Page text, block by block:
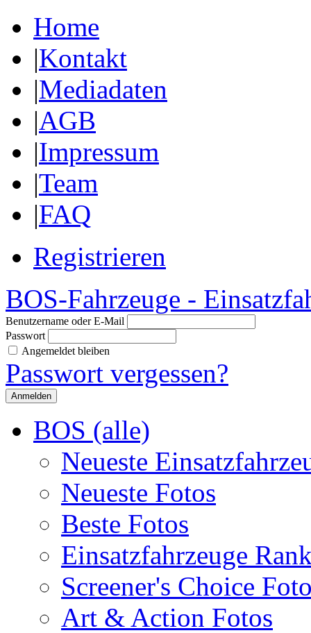
Home
|Kontakt
|Mediadaten
|AGB
|Impressum
|Team
|FAQ
Registrieren
BOS-Fahrzeuge -
Benutzername oder E-Mail
Passwort
Angemeldet bleiben
Passwort vergessen?
BOS (alle)
Neueste
Neueste Fotos
Beste Fotos
Einsatzfahrzeuge
Screener's Choice
Art & Action Fotos